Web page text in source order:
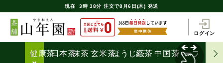
現在 3時 38分 注文で8月6日(木) 発送
ログイン
健康茶日本茶抹茶 玄米茶ほうじ茶
紅茶 中国茶ハーブティ